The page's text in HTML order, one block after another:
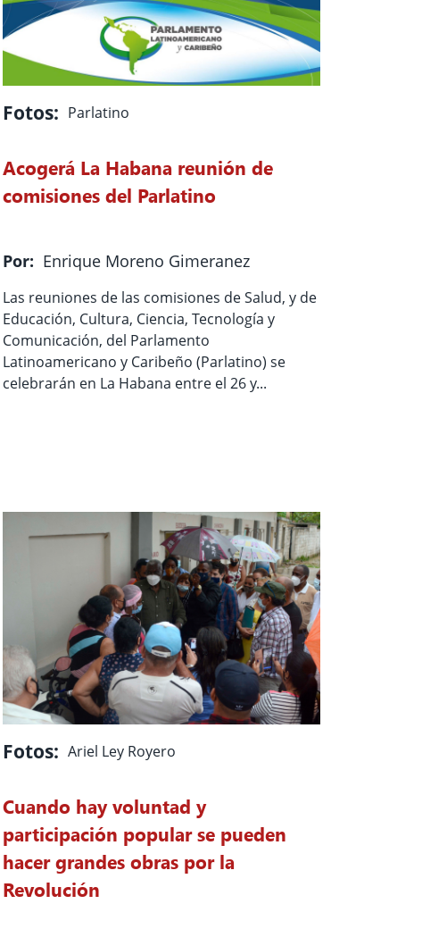
Fotos: Parlatino
Acogerá La Habana reunión de
comisiones del Parlatino
Por: Enrique Moreno Gimeranez
Las reuniones de las comisiones de Salud, y de
Educación, Cultura, Ciencia, Tecnología y
Comunicación, del Parlamento
Latinoamericano y Caribeño (Parlatino) se
celebrarán en La Habana entre el 26 y...
Fotos: Ariel Ley Royero
Cuando hay voluntad y
participación popular se pueden
hacer grandes obras por la
Revolución